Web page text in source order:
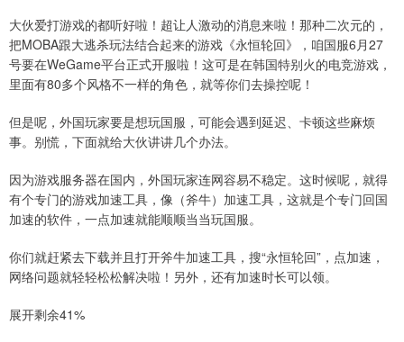
大伙爱打游戏的都听好啦！超让人激动的消息来啦！那种二次元的，
把MOBA跟大逃杀玩法结合起来的游戏《永恒轮回》，咱国服6月27
号要在WeGame平台正式开服啦！这可是在韩国特别火的电竞游戏，
里面有80多个风格不一样的角色，就等你们去操控呢！
但是呢，外国玩家要是想玩国服，可能会遇到延迟、卡顿这些麻烦
事。别慌，下面就给大伙讲讲几个办法。
因为游戏服务器在国内，外国玩家连网容易不稳定。这时候呢，就得
有个专门的游戏加速工具，像（斧牛）加速工具，这就是个专门回国
加速的软件，一点加速就能顺顺当当玩国服。
你们就赶紧去下载并且打开斧牛加速工具，搜“永恒轮回”，点加速，
网络问题就轻轻松松解决啦！另外，还有加速时长可以领。
展开剩余41%